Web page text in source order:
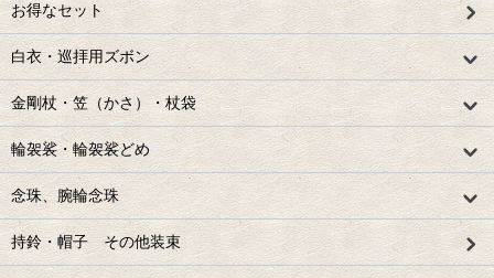
お得なセット
白衣・巡拝用ズボン
金剛杖・笠（かさ）・杖袋
輪袈裟・輪袈裟どめ
念珠、腕輪念珠
持鈴・帽子 その他装束